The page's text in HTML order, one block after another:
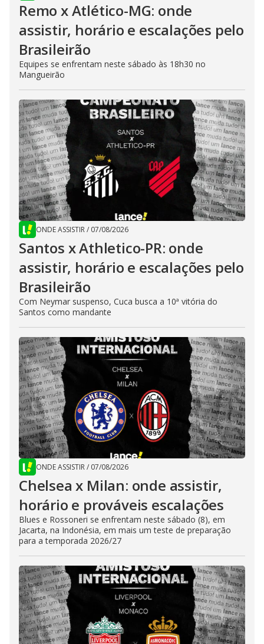
Remo x Atlético-MG: onde
assistir, horário e escalações pelo
Brasileirão
Equipes se enfrentam neste sábado às 18h30 no
Mangueirão
ONDE ASSISTIR/ 07/08/2026
Santos x Athletico-PR: onde
assistir, horário e escalações pelo
Brasileirão
Com Neymar suspenso, Cuca busca a 10ª vitória do
Santos como mandante
ONDE ASSISTIR/ 07/08/2026
Chelsea x Milan: onde assistir,
horário e prováveis escalações
Blues e Rossoneri se enfrentam neste sábado (8), em
Jacarta, na Indonésia, em mais um teste de preparação
para a temporada 2026/27